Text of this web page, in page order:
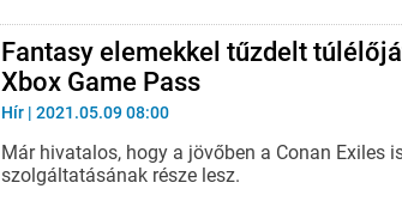
Fantasy elemekkel tűzdelt
Xbox Game Pass
Hír | 2021.05.09 08:00
Már hivatalos, hogy a jövőben a Conan Exiles
szolgáltatásának része lesz.